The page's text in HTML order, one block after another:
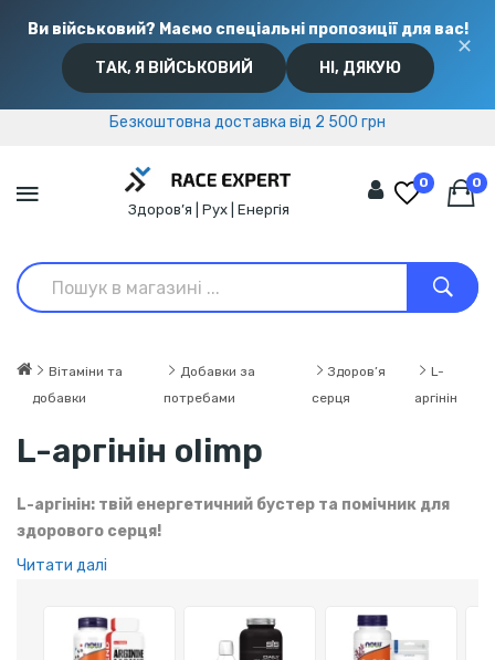
Ви військовий? Маємо спеціальні пропозиції для вас!
ТАК, Я ВІЙСЬКОВИЙ НІ, ДЯКУЮ
✕
Безкоштовна доставка від 2 500 грн
Безкоштовна доставка від 2 500 грн
Здоров’я | Рух | Енергія
0 0
Вітаміни та
добавки
Добавки за
потребами
Здоров’я
серця
L-
аргінін
L-аргінін olimp
L-аргінін: твій енергетичний бустер та помічник для
здорового серця!
L-аргінін — амінокислота, що підтримує здоров'я серця,
відновленню після тренувань. Допомагає зберігати м'язову
масу і покращувати фізичні результати.
Читати далі